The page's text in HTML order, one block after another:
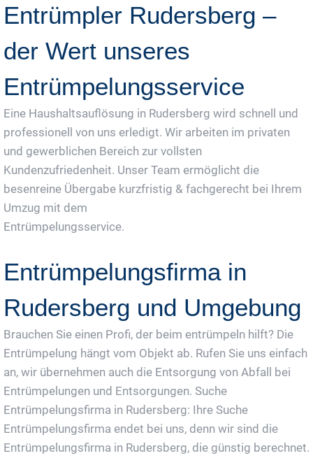
Entrümpler Rudersberg –
der Wert unseres
Entrümpelungsservice
Eine Haushaltsauflösung in Rudersberg wird schnell und
professionell von uns erledigt. Wir arbeiten im privaten
und gewerblichen Bereich zur vollsten
Kundenzufriedenheit. Unser Team ermöglicht die
besenreine Übergabe kurzfristig & fachgerecht bei Ihrem
Umzug mit dem
Entrümpelungsservice.
Entrümpelungsfirma in
Rudersberg und Umgebung
Brauchen Sie einen Profi, der beim entrümpeln hilft? Die
Entrümpelung hängt vom Objekt ab. Rufen Sie uns einfach
an, wir übernehmen auch die Entsorgung von Abfall bei
Entrümpelungen und Entsorgungen. Suche
Entrümpelungsfirma in Rudersberg: Ihre Suche
Entrümpelungsfirma endet bei uns, denn wir sind die
Entrümpelungsfirma in Rudersberg, die günstig berechnet.